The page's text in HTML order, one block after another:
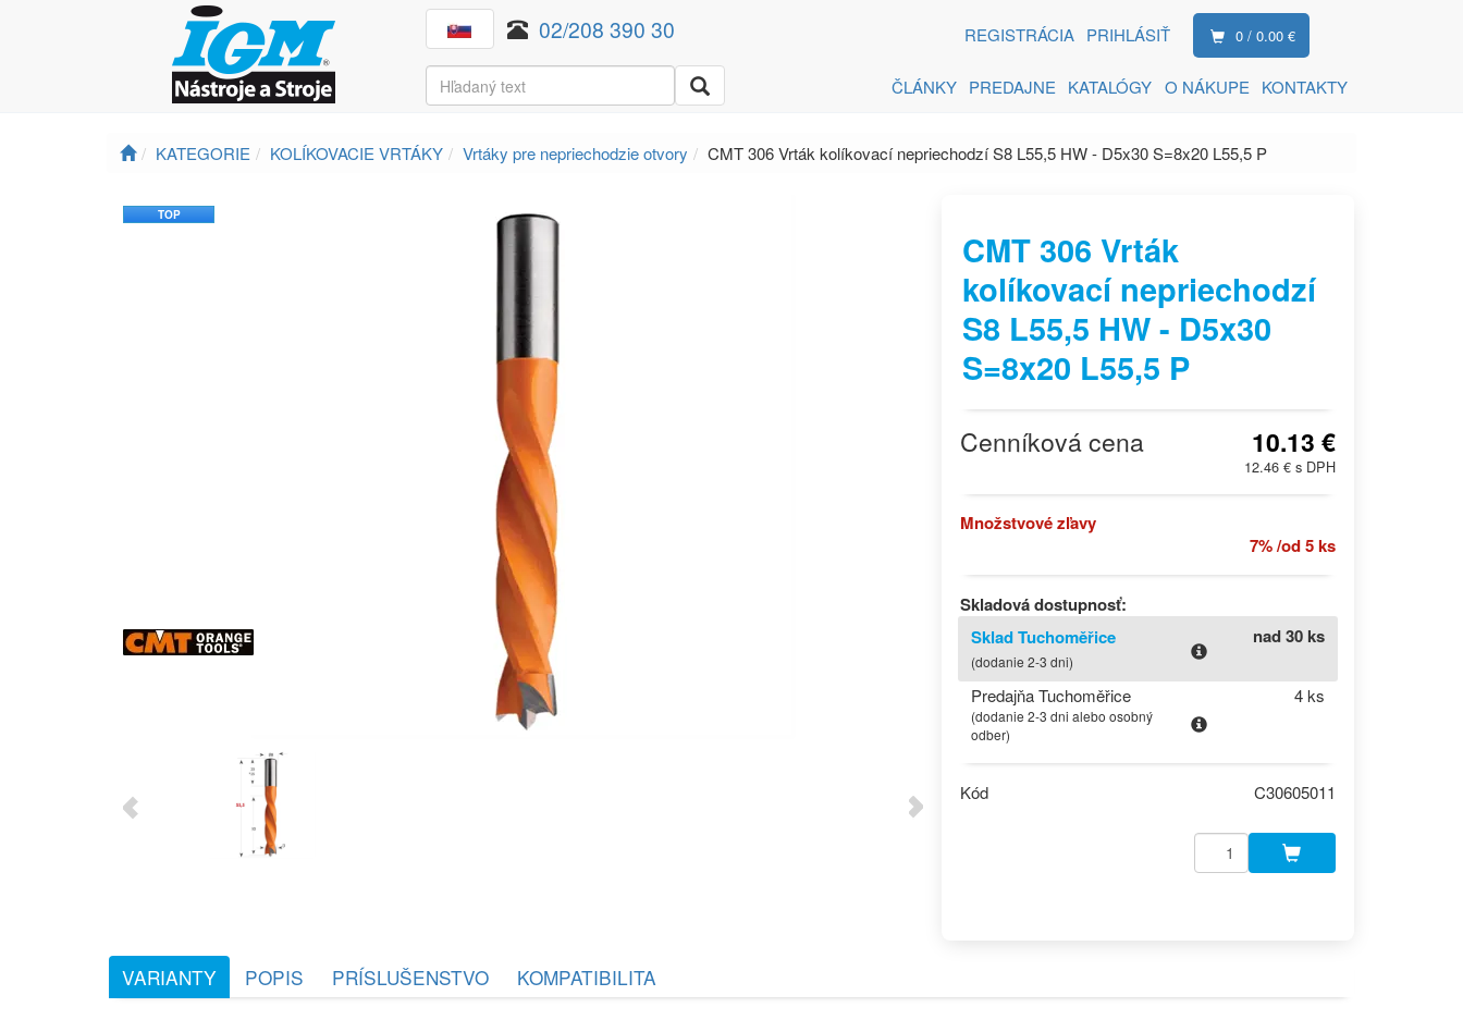
02/208 390 30 0 / 0.00 €
REGISTRÁCIA PRIHLÁSIŤ
KONTAKTY
O NÁKUPE
KATALÓGY
PREDAJNE
ČLÁNKY
KATEGORIE KOLÍKOVACIE VRTÁKY Vrtáky pre nepriechodzie otvory CMT 306 Vrták kolíkovací nepriechodzí S8 L55,5 HW - D5x30 S=8x20 L55,5 P
TOP
CMT 306 Vrták
kolíkovací nepriechodzí
S8 L55,5 HW - D5x30
S=8x20 L55,5 P
Cenníková cena 10.13 €
12.46 € s DPH
Množstvové zľavy
7% /od 5 ks
Skladová dostupnosť:
Sklad Tuchoměřice
(dodanie 2-3 dni)
nad 30 ks
Predajňa Tuchoměřice
(dodanie 2-3 dni alebo osobný
odber)
4 ks
Kód C30605011
VARIANTY POPIS PRÍSLUŠENSTVO KOMPATIBILITA